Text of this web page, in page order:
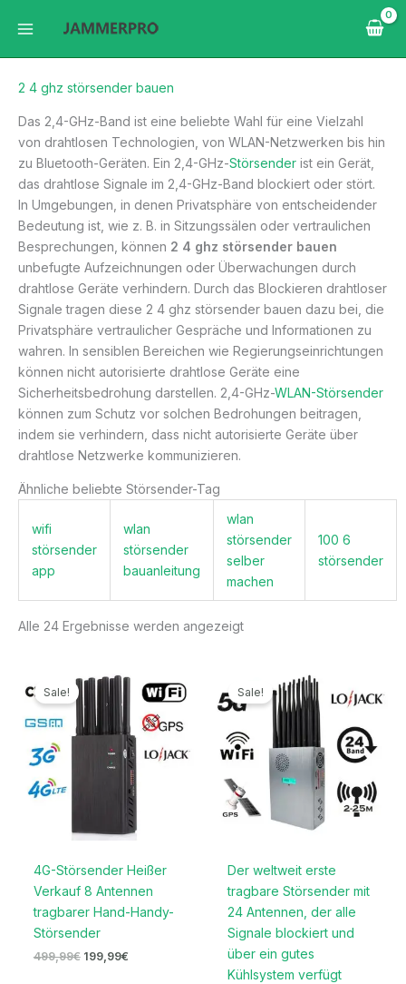
Inhalt
2 4 ghz störsender bauen
Das 2,4-GHz-Band ist eine beliebte Wahl für eine Vielzahl
von drahtlosen Technologien, von WLAN-Netzwerken bis hin
zu Bluetooth-Geräten. Ein 2,4-GHz-Störsender ist ein Gerät,
das drahtlose Signale im 2,4-GHz-Band blockiert oder stört.
In Umgebungen, in denen Privatsphäre von entscheidender
Bedeutung ist, wie z. B. in Sitzungssälen oder vertraulichen
Besprechungen, können 2 4 ghz störsender bauen
unbefugte Aufzeichnungen oder Überwachungen durch
drahtlose Geräte verhindern. Durch das Blockieren drahtloser
Signale tragen diese 2 4 ghz störsender bauen dazu bei, die
Privatsphäre vertraulicher Gespräche und Informationen zu
wahren. In sensiblen Bereichen wie Regierungseinrichtungen
können nicht autorisierte drahtlose Geräte eine
Sicherheitsbedrohung darstellen. 2,4-GHz-WLAN-Störsender
können zum Schutz vor solchen Bedrohungen beitragen,
indem sie verhindern, dass nicht autorisierte Geräte über
drahtlose Netzwerke kommunizieren.
Ähnliche beliebte Störsender-Tag
wifi
störsender
app
wlan
störsender
bauanleitung
wlan
störsender
selber
machen
100 6
störsender
Alle 24 Ergebnisse werden angezeigt
Sale!
4G-Störsender Heißer
Verkauf 8 Antennen
tragbarer Hand-Handy-
Störsender
499,99€
Preis
war:
499,99€
199,99€
Preis
ist:
199,99€.
Sale!
Der weltweit erste
tragbare Störsender mit
24 Antennen, der alle
Signale blockiert und
über ein gutes
Kühlsystem verfügt
Preis
war:
1.299,00€
ist: